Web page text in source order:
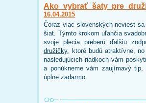
Ako vybrať šaty pre
16.04.2015
Čoraz viac slovenských neviest
šiat. Týmto krokom uľahčia
svoje plecia preberú ďalšiu
družičky, ktoré budú atraktívne,
nasledujúcich riadkoch vám
a ponúkneme vám zaujímavý
úplne zadarmo.